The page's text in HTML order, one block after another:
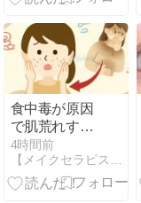
食中毒が原因
で肌荒れす
る？下痢や嘔
吐による体調
の変化と美容
4時間前
【メイクセラピスト】 原口裕未の想い録